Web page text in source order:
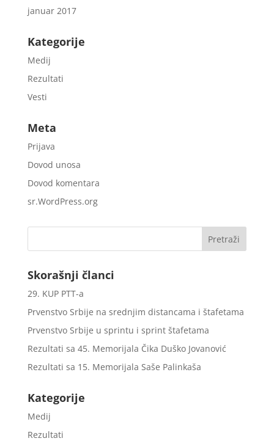
januar 2017
Kategorije
Medij
Rezultati
Vesti
Meta
Prijava
Dovod unosa
Dovod komentara
sr.WordPress.org
Skorašnji članci
29. KUP PTT-a
Prvenstvo Srbije na srednjim distancama i štafetama
Prvenstvo Srbije u sprintu i sprint štafetama
Rezultati sa 45. Memorijala Čika Duško Jovanović
Rezultati sa 15. Memorijala Saše Palinkaša
Kategorije
Medij
Rezultati